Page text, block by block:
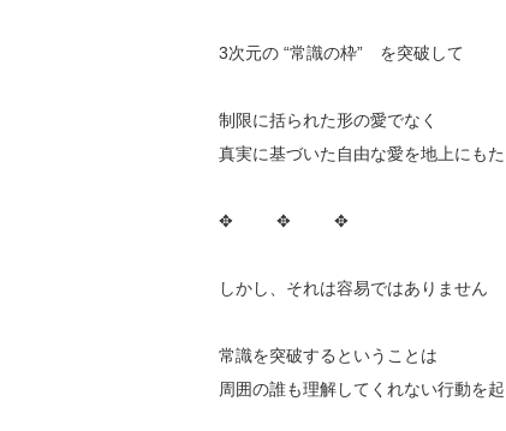
3次元の “常識の枠” を突破して
制限に括られた形の愛でなく
真実に基づいた自由な愛を地上にも
✥ ✥ ✥
しかし、それは容易ではありません
常識を突破するということは
周囲の誰も理解してくれない行動を